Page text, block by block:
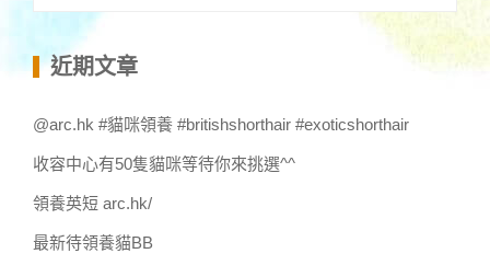
鍵近期文章
@arc.hk #貓咪領養 #britishshorthair #exoticshorthair
收容中心有50隻貓咪等待你來挑選^^
領養英短 arc.hk/
最新待領養貓BB